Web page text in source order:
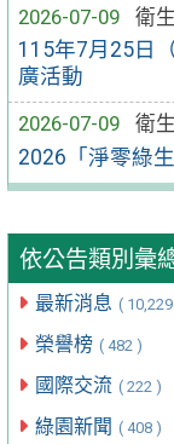
2026-07-09
衛
115年7月25日
廣活動
2026-07-09
衛
2026「淨零綠
依公告類別彙
最新消息 (
榮譽榜 ( 482 )
國際交流 ( 222 )
綠園新聞 ( 408 )